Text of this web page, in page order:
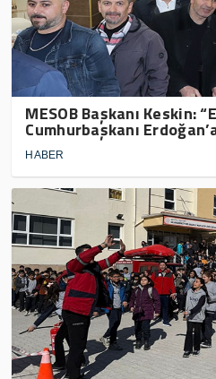
MESOB Başkanı Keskin:
Cumhurbaşkanı
HABER